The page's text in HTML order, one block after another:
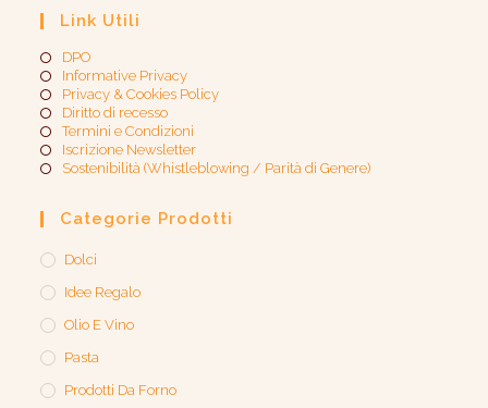
Link Utili
DPO
Informative Privacy
Privacy & Cookies Policy
Diritto di recesso
Termini e Condizioni
Iscrizione Newsletter
Sostenibilità (Whistleblowing / Parità di Genere)​
Categorie Prodotti
Dolci
Idee Regalo
Olio E Vino
Pasta
Prodotti Da Forno